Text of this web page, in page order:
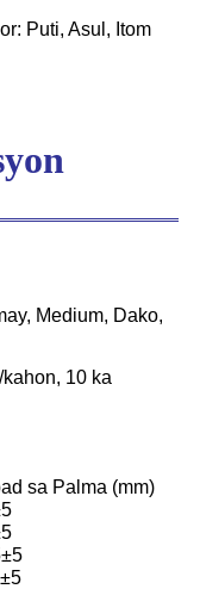
Puti, Asul, Itom
Medium, Dako,
10 ka
sa Palma (mm)